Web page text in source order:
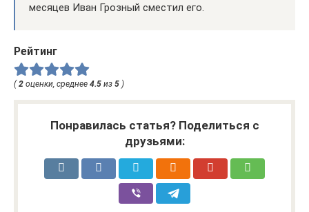
месяцев Иван Грозный сместил его.
Рейтинг
(2 оценки, среднее 4.5 из 5 )
Понравилась статья? Поделиться с
друзьями: